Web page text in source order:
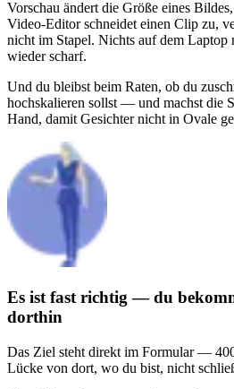
Vorschau ändert die Größe eines
Video-Editor schneidet einen Clip zu,
nicht im Stapel. Nichts auf dem Laptop
wieder scharf.
Und du bleibst beim Raten, ob du
hochskalieren sollst — und machst die
Hand, damit Gesichter nicht in Ovale
Es ist fast richtig — du
dorthin
Das Ziel steht direkt im Formular —
Lücke von dort, wo du bist, nicht